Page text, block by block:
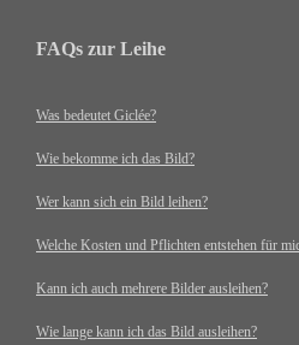
FAQs zur Leihe
Was bedeutet Giclée?
Wie bekomme ich das Bild?
Wer kann sich ein Bild leihen?
Welche Kosten und Pflichten entstehen für
Kann ich auch mehrere Bilder ausleihen?
Wie lange kann ich das Bild ausleihen?